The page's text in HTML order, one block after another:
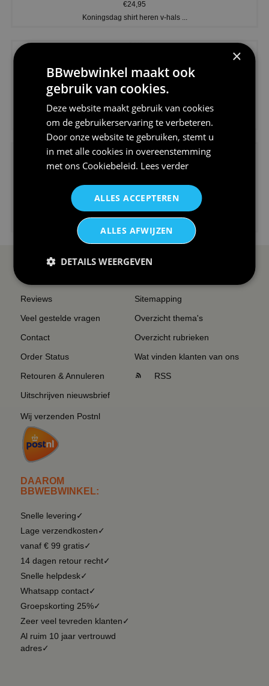
€24,95
Koningsdag shirt heren v-hals ...
€24,95
V-hals shirt rood wit blauw st...
Reviews
Veel gestelde vragen
Contact
Order Status
Retouren & Annuleren
Uitschrijven nieuwsbrief
Wij verzenden Postnl
DAAROM
BBWEBWINKEL:
Snelle levering✓
Lage verzendkosten✓
vanaf € 99 gratis✓
14 dagen retour recht✓
Snelle helpdesk✓
Whatsapp contact✓
Groepskorting 25%✓
Zeer veel tevreden klanten✓
Al ruim 10 jaar vertrouwd
adres✓
Sitemapping
Overzicht thema's
Overzicht rubrieken
Wat vinden klanten van ons
RSS
×
BBwebwinkel maakt ook
gebruik van cookies.
Deze website maakt gebruik van cookies
om de gebruikerservaring te verbeteren.
Door onze website te gebruiken, stemt u
in met alle cookies in overeenstemming
met ons Cookiebeleid. Lees verder
ALLES ACCEPTEREN
ALLES AFWIJZEN
DETAILS WEERGEVEN